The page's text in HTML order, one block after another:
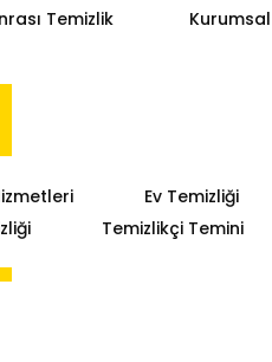
Temizlik
Ev Temizliği
Temizlikçi Temini